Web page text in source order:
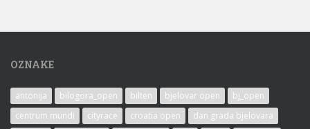
OZNAKE
antonija bilogora_open bilten bjelovar open
bj_open
centrum mundi
cityrace croatia open dan grada bjelovara